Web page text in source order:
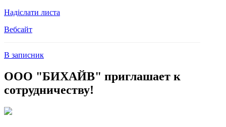
Надіслати листа
Вебсайт
В записник
ООО "БИХАЙВ" приглашает к
сотрудничеству!